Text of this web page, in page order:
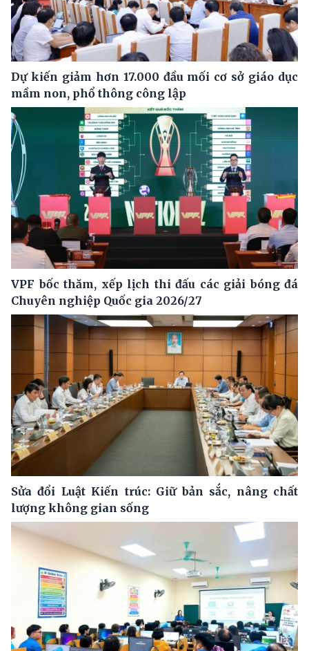
Dự kiến giảm hơn 17.000 đầu mối cơ sở giáo dục
mầm non, phổ thông công lập
VPF bốc thăm, xếp lịch thi đấu các giải bóng đá
Chuyên nghiệp Quốc gia 2026/27
Sửa đổi Luật Kiến trúc: Giữ bản sắc, nâng chất
lượng không gian sống